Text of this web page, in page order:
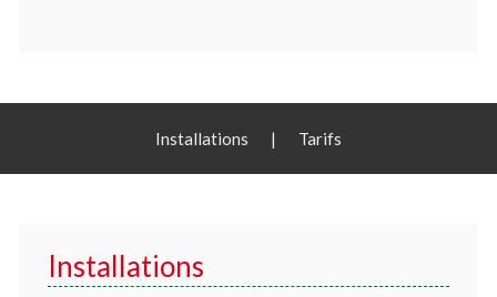
Installations | Tarifs
Installations